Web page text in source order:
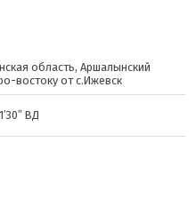
область, Аршалынский
востоку от с.Ижевск
ВД